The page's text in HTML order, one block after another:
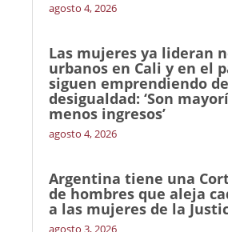
agosto 4, 2026
Las mujeres ya lideran
urbanos en Cali y en el
siguen emprendiendo
desigualdad: ‘Son
menos ingresos’
agosto 4, 2026
Argentina tiene una
de hombres que aleja
a las mujeres de la